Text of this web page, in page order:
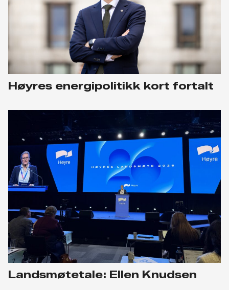
Høyres energipolitikk kort fortalt
Landsmøtetale: Ellen Knudsen